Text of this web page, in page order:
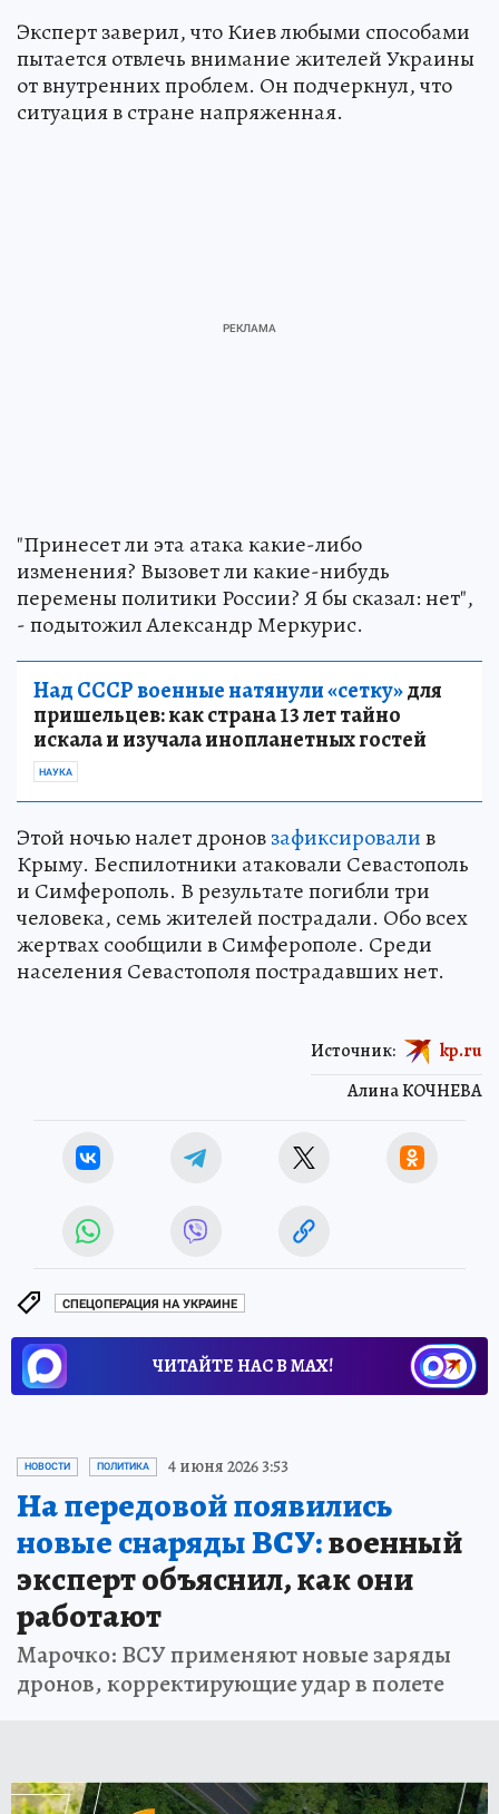
Эксперт заверил, что Киев любыми способами
пытается отвлечь внимание жителей Украины
от внутренних проблем. Он подчеркнул, что
ситуация в стране напряженная.
"Принесет ли эта атака какие-либо
изменения? Вызовет ли какие-нибудь
перемены политики России? Я бы сказал: нет",
- подытожил Александр Меркурис.
Над СССР военные натянули «сетку»для
пришельцев: как страна 13 лет тайно
искала и изучала инопланетных гостей
НАУКА
Этой ночью налет дроновзафиксировалив
Крыму. Беспилотники атаковали Севастополь
и Симферополь. В результате погибли три
человека, семь жителей пострадали. Обо всех
жертвах сообщили в Симферополе. Среди
населения Севастополя пострадавших нет.
Алина КОЧНЕВА
Источник: kp.ru
СПЕЦОПЕРАЦИЯ НА УКРАИНЕ
ЧИТАЙТЕ НАС В МАХ!
НОВОСТИ ПОЛИТИКА 4 июня 2026 3:53
На передовой появились
новые снаряды ВСУ:военный
эксперт объяснил, как они
работают
Марочко: ВСУ применяют новые заряды
дронов, корректирующие удар в полете